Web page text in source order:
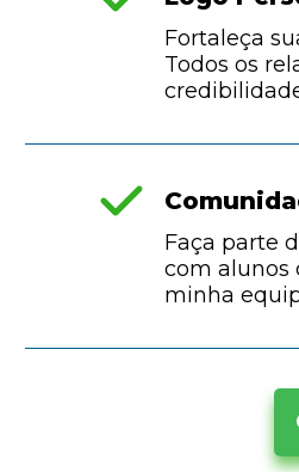
Fortaleça
Todos os
Faça parte
com alunos
minha